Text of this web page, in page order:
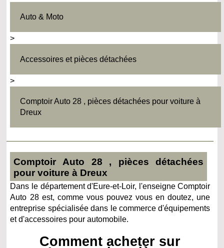
Auto & Moto
>
Accessoires et pièces détachées
>
Comptoir Auto 28 , pièces détachées pour voiture à
Dreux
Comptoir Auto 28 , pièces détachées
pour voiture à Dreux
Dans le département d'Eure-et-Loir, l'enseigne Comptoir
Auto 28 est, comme vous pouvez vous en doutez, une
entreprise spécialisée dans le commerce d'équipements
et d'accessoires pour automobile.
Comment acheter sur